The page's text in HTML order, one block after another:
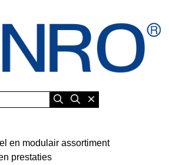
en modulair assortiment
prestaties